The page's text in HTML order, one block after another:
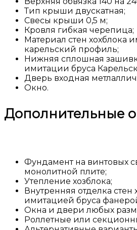
Тип крыши двускатная;
Свесы крыши 0,5 м;
Кровля гибкая черепица;
Материал стен хохблока
карельский профиль;
Нижняя сплошная
имитации бруса
Дверь входная
Окно.
Дополнительные
Фундамент на винтовых
монолитной плите;
Утепление хозблока;
Внутренняя отделка стен
имитацией бруса
Окна и двери любых
Роллетные или